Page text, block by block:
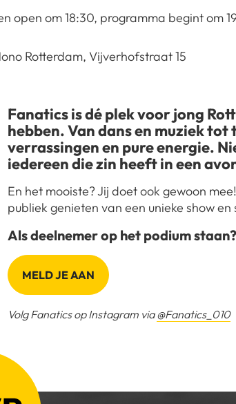
open om 18:30, programma begint om
Rotterdam, Vijverhofstraat 15
Fanatics is dé plek voor jong
hebben. Van dans en muziek
verrassingen en pure energie.
iedereen die zin heeft in een
En het mooiste? Jij doet ook gewoon
publiek genieten van een unieke show
Als deelnemer op het podium staan?
MELD JE AAN
Volg Fanatics op Instagram via@Fanatics_010